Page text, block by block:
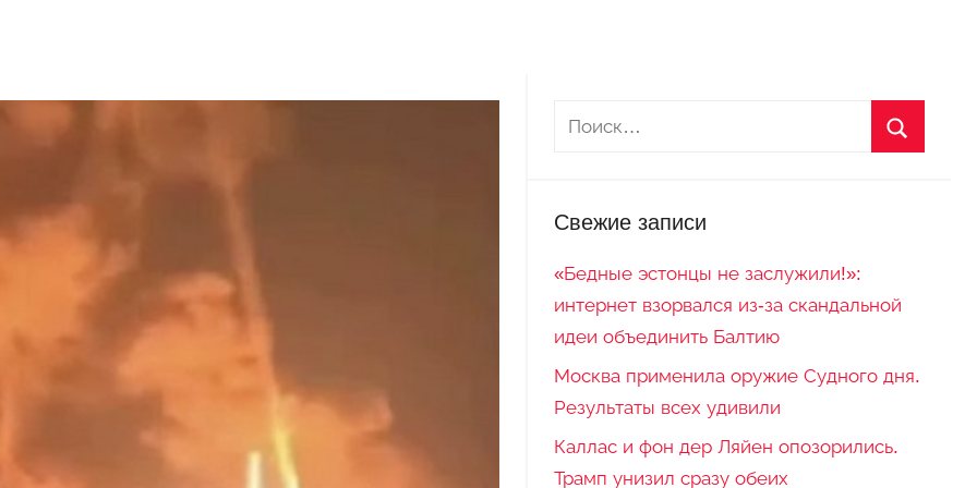
Свежие записи
«Бедные эстонцы не заслужили!»:
интернет взорвался из-за скандальной
идеи объединить Балтию
Москва применила оружие Судного дня.
Результаты всех удивили
Каллас и фон дер Ляйен опозорились.
Трамп унизил сразу обеих